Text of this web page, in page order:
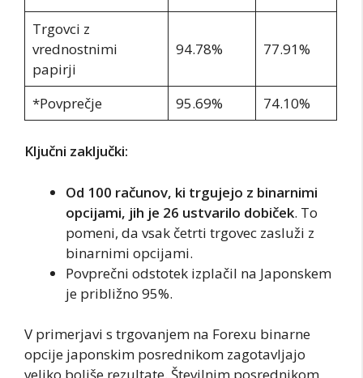
Trgovci z
vrednostnimi
papirji
94.78% 77.91%
*Povprečje 95.69% 74.10%
Ključni zaključki:
Od 100 računov, ki trgujejo z binarnimi
opcijami, jih je 26 ustvarilo dobiček. To
pomeni, da vsak četrti trgovec zasluži z
binarnimi opcijami.
Povprečni odstotek izplačil na Japonskem
je približno 95%.
V primerjavi s trgovanjem na Forexu binarne
opcije japonskim posrednikom zagotavljajo